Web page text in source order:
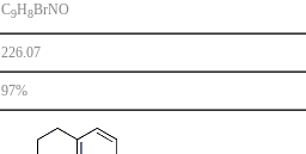
C9H8BrNO
226.07
97%